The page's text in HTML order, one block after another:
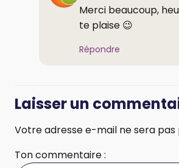
Merci beaucoup,
te plaise 😉
Répondre
Laisser un
Votre adresse e-mail ne sera pas
Ton commentaire :